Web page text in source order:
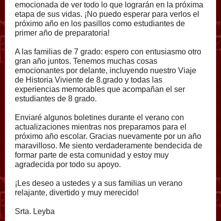
emocionada de ver todo lo que lograrán en la próxima
etapa de sus vidas. ¡No puedo esperar para verlos el
próximo año en los pasillos como estudiantes de
primer año de preparatoria!
A las familias de 7 grado: espero con entusiasmo otro
gran año juntos. Tenemos muchas cosas
emocionantes por delante, incluyendo nuestro Viaje
de Historia Viviente de 8.grado y todas las
experiencias memorables que acompañan el ser
estudiantes de 8 grado.
Enviaré algunos boletines durante el verano con
actualizaciones mientras nos preparamos para el
próximo año escolar. Gracias nuevamente por un año
maravilloso. Me siento verdaderamente bendecida de
formar parte de esta comunidad y estoy muy
agradecida por todo su apoyo.
¡Les deseo a ustedes y a sus familias un verano
relajante, divertido y muy merecido!
Srta. Leyba